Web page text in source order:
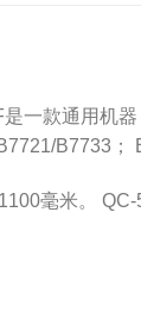
一款通用机
B7733
毫米。